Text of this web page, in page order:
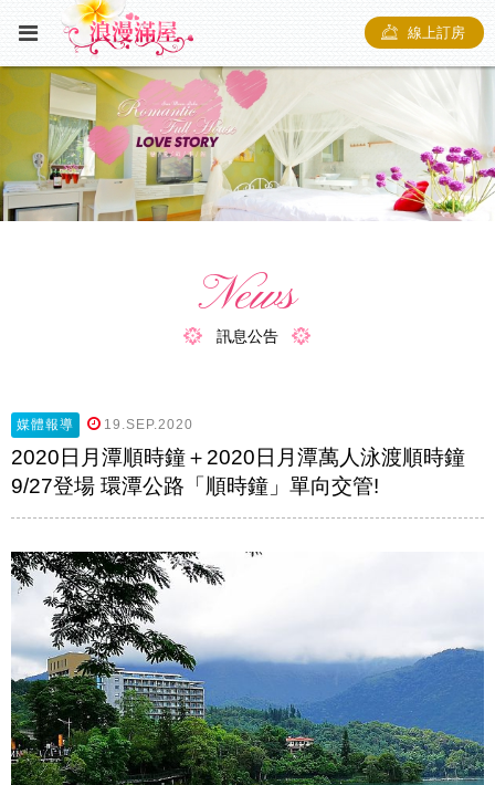
線上訂房
News
訊息公告
媒體報導 19.SEP.2020
2020日月潭順時鐘＋2020日月潭萬人泳渡順時鐘
9/27登場 環潭公路「順時鐘」單向交管!